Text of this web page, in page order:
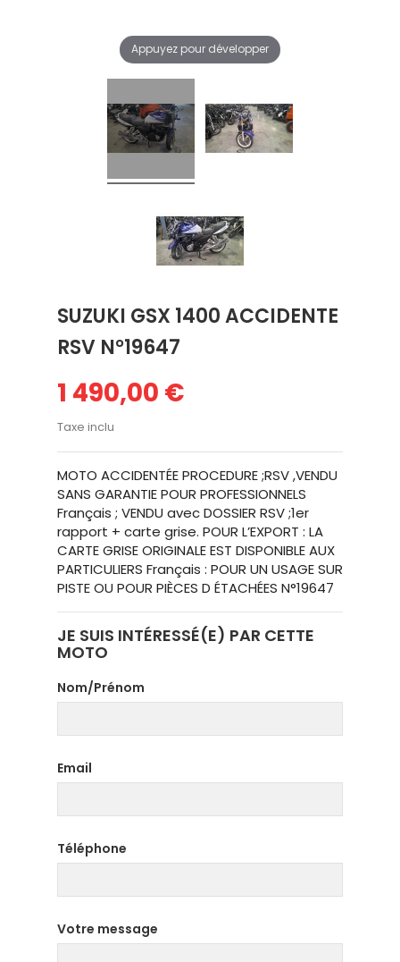
Appuyez pour développer
SUZUKI GSX 1400 ACCIDENTE
RSV N°19647
1 490,00 €
Taxe inclu
MOTO ACCIDENTÉE PROCEDURE ;RSV ,VENDU
SANS GARANTIE POUR PROFESSIONNELS
Français ; VENDU avec DOSSIER RSV ;1er
rapport + carte grise. POUR L’EXPORT : LA
CARTE GRISE ORIGINALE EST DISPONIBLE AUX
PARTICULIERS Français : POUR UN USAGE SUR
PISTE OU POUR PIÈCES D ÉTACHÉES N°19647
JE SUIS INTÉRESSÉ(E) PAR CETTE
MOTO
Nom/Prénom
Email
Téléphone
Votre message